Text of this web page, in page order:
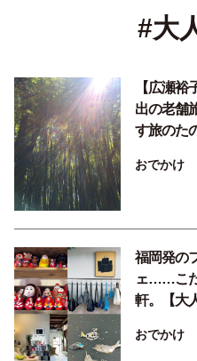
#大
【広瀬裕
出の老舗
す旅のた
おでかけ
福岡発の
ェ……こだ
軒。【大
おでかけ